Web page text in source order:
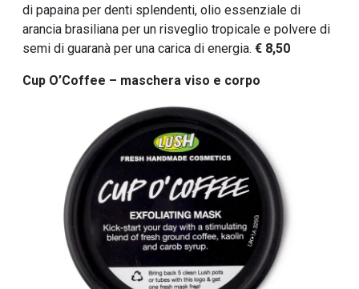
di papaina per denti splendenti, olio essenziale di
arancia brasiliana per un risveglio tropicale e polvere di
semi di guaranà per una carica di energia. € 8,50
Cup O’Coffee – maschera viso e corpo